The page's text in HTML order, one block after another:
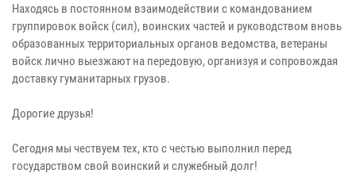
Находясь в постоянном взаимодействии с командованием
группировок войск (сил), воинских частей и руководством вновь
образованных территориальных органов ведомства, ветераны
войск лично выезжают на передовую, организуя и сопровождая
доставку гуманитарных грузов.
Дорогие друзья!
Сегодня мы чествуем тех, кто с честью выполнил перед
государством свой воинский и служебный долг!